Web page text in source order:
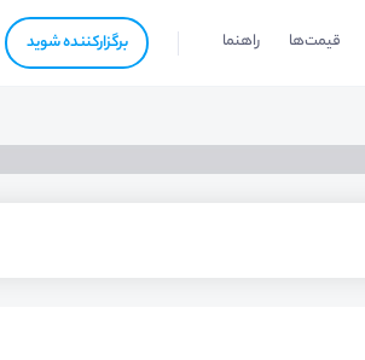
قیمت‌ها راهنما برگزار‌‌کننده شوید